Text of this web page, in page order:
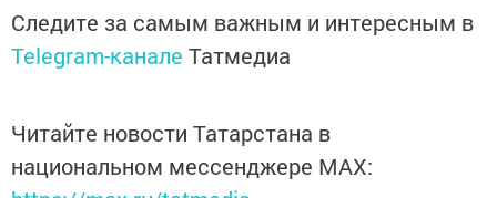
Следите за самым важным и интересным в
Telegram-канале Татмедиа
Читайте новости Татарстана в
национальном мессенджере MАХ: